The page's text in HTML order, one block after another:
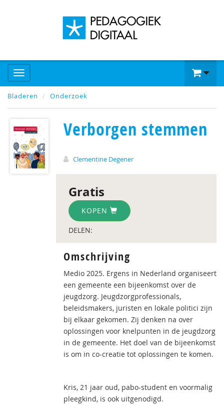
Bladeren Onderzoek
Verborgen stemmen
Clementine Degener
Gratis
KOPEN
DELEN:
Omschrijving
Medio 2025. Ergens in Nederland organiseert
een gemeente een bijeenkomst over de
jeugdzorg. Jeugdzorgprofessionals,
beleidsmakers, juristen en lokale politici zijn
bij elkaar gekomen. Zij denken na over
oplossingen voor knelpunten in de jeugdzorg
in de gemeente. Het doel van de bijeenkomst
is om in co-creatie tot oplossingen te komen.
Kris, 21 jaar oud, pabo-student en voormalig
pleegkind, is ook uitgenodigd.